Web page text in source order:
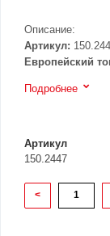
Описание:
Артикул:
Европейский
Подробнее
Артикул
150.2447
<